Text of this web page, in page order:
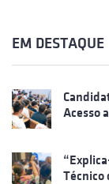
EM DESTAQUE
Acesso
Técnico